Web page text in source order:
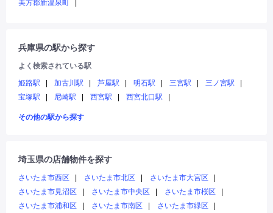
美方郡新温泉町
兵庫県の駅から探す
よく検索されている駅
姫路駅
加古川駅 芦屋駅 明石駅 三宮駅
三ノ宮駅
宝塚駅
尼崎駅 西宮駅 西宮北口駅
その他の駅から探す
埼玉県の店舗物件を探す
さいたま市西区 さいたま市北区
さいたま市大宮区
さいたま市見沼区
さいたま市中央区
さいたま市桜区
さいたま市浦和区
さいたま市南区
さいたま市緑区